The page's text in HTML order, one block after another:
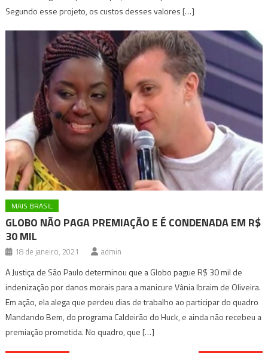
Segundo esse projeto, os custos desses valores […]
MAIS BRASIL
GLOBO NÃO PAGA PREMIAÇÃO E É CONDENADA EM R$
30 MIL
18 de janeiro, 2021 admin
A Justiça de São Paulo determinou que a Globo pague R$ 30 mil de
indenização por danos morais para a manicure Vânia Ibraim de Oliveira.
Em ação, ela alega que perdeu dias de trabalho ao participar do quadro
Mandando Bem, do programa Caldeirão do Huck, e ainda não recebeu a
premiação prometida. No quadro, que […]